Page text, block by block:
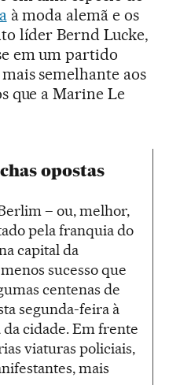
à moda alemã e os
líder Bernd Lucke,
em um partido
semelhante aos
que a Marine Le
opostas
– ou, melhor,
pela franquia do
capital da
sucesso que
centenas de
segunda-feira à
cidade. Em frente
viaturas policiais,
mais